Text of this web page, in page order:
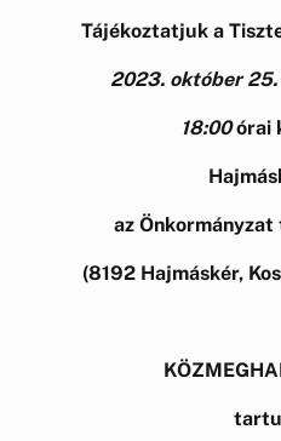
Tájékoztatjuk a
2023. október 25.
18:00órai
az
(8192 Hajmáskér,